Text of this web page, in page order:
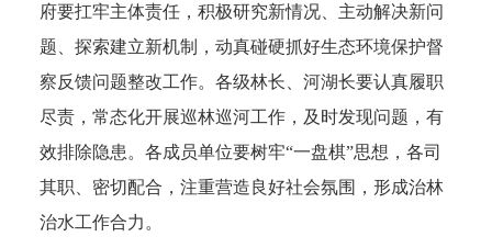
府要扛牢主体责任，积极研究新情况、主动解决新问
题、探索建立新机制，动真碰硬抓好生态环境保护督
察反馈问题整改工作。各级林长、河湖长要认真履职
尽责，常态化开展巡林巡河工作，及时发现问题，有
效排除隐患。各成员单位要树牢“一盘棋”思想，各司
其职、密切配合，注重营造良好社会氛围，形成治林
治水工作合力。